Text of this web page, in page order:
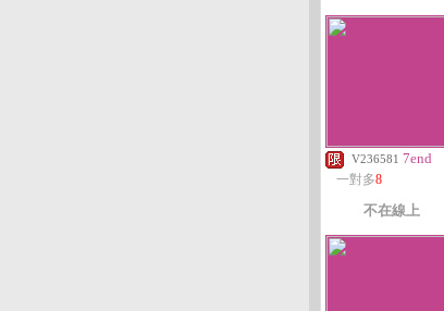
V236581 7end
一對多8
不在線上